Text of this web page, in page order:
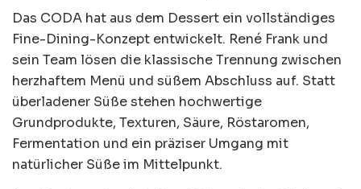
Das CODA hat aus dem Dessert ein vollständiges
Fine-Dining-Konzept entwickelt. René Frank und
sein Team lösen die klassische Trennung zwischen
herzhaftem Menü und süßem Abschluss auf. Statt
überladener Süße stehen hochwertige
Grundprodukte, Texturen, Säure, Röstaromen,
Fermentation und ein präziser Umgang mit
natürlicher Süße im Mittelpunkt.